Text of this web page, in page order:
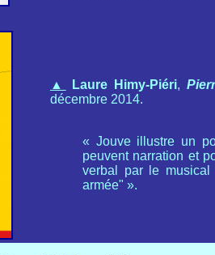
▲ Laure Himy-Piéri,
décembre 2014.
« Jouve illustre un
peuvent narration et
verbal par le
armée" ».